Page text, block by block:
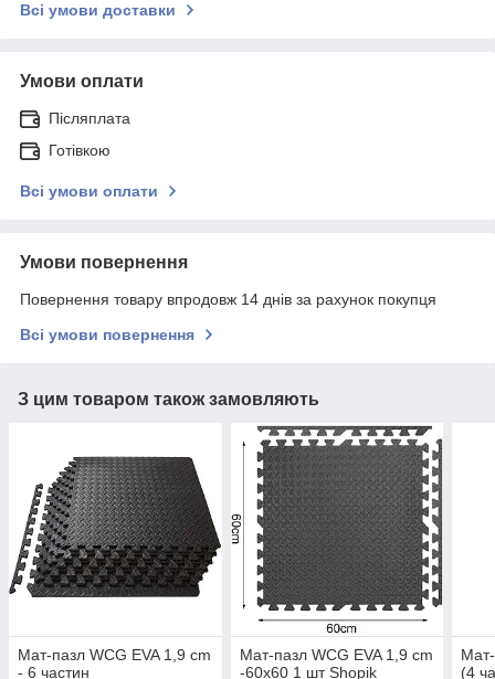
Всі умови доставки
Умови оплати
Післяплата
Готівкою
Всі умови оплати
Умови повернення
Повернення товару впродовж 14 днів за рахунок покупця
Всі умови повернення
З цим товаром також замовляють
Мат-пазл WCG EVA 1,9 cm
- 6 частин
Мат-пазл WCG EVA 1,9 cm
-60х60 1 шт Shopik
(4